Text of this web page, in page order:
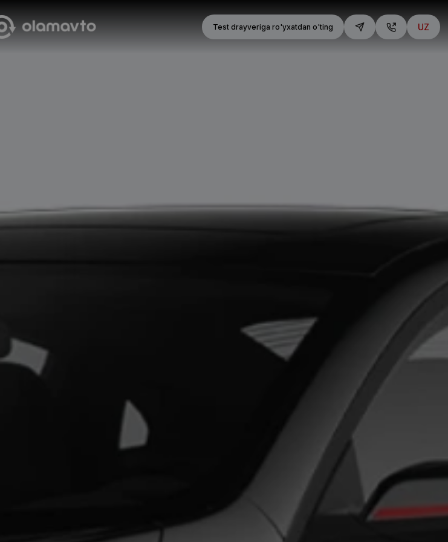
Test drayveriga ro'yxatdan o'ting UZ